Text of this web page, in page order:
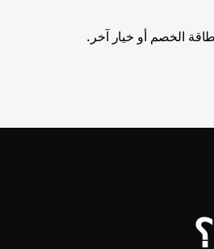
الخصم أو خيار آخر.